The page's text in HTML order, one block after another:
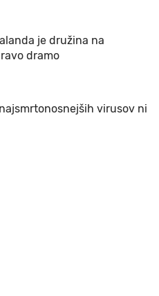
je družina na
dramo
virusov ni